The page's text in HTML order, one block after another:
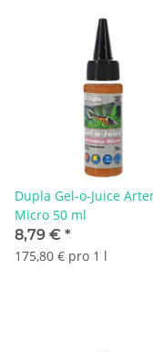
Dupla Gel-o-Juice
Micro 50 ml
8,79 € *
175,80 € pro 1 l